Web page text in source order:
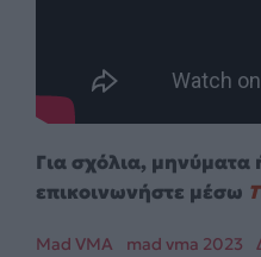
Για σχόλια, μηνύματα
επικοινωνήστε μέσω
Mad VMA mad vma 2023